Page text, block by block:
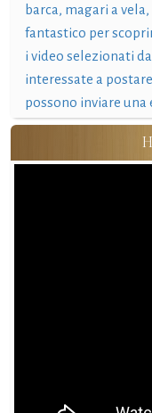
barca, magari a
fantastico per
i video selezionati
interessate a
possono inviare una